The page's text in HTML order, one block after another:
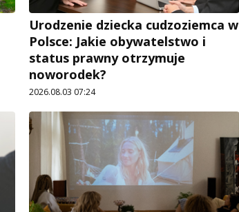
Urodzenie dziecka cudzoziemca w
Polsce: Jakie obywatelstwo i
status prawny otrzymuje
noworodek?
2026.08.03 07:24